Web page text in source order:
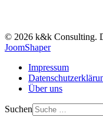
© 2026 k&k Consulting.
JoomShaper
Impressum
Über uns
Suchen